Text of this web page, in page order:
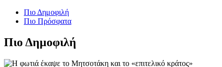
Πιο Δημοφιλή
Πιο Πρόσφατα
Πιο Δημοφιλή